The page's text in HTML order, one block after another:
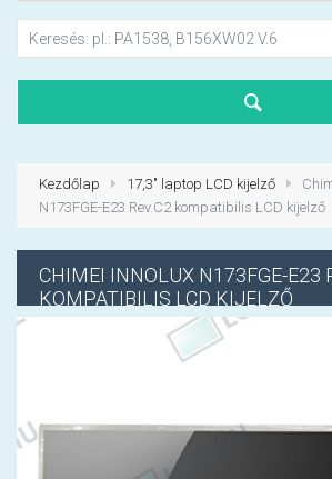
Kezdőlap 17,3" laptop LCD kijelző
N173FGE-E23 Rev.C2 kompatibilis LCD kijelző
CHIMEI INNOLUX N173FGE-E23
KOMPATIBILIS LCD KIJELZŐ